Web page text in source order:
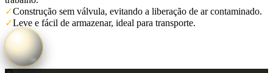
✓Construção sem válvula, evitando a liberação de ar contaminado.
✓Leve e fácil de armazenar, ideal para transporte.